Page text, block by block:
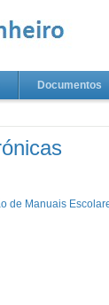
Documentos
de Manuais